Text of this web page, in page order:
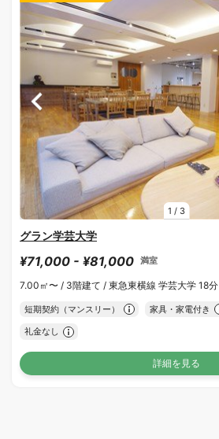
1 / 3
グラン学芸大学
¥71,000 - ¥81,000 満室
7.00㎡〜 / 3階建て / 東急東横線 学芸大学 18分
短期契約（マンスリー） 家具・家電付き
礼金なし
詳細を見る